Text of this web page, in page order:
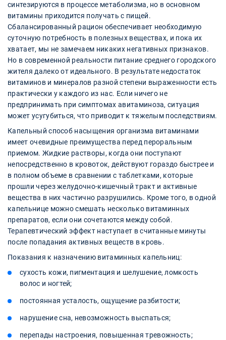
синтезируются в процессе метаболизма, но в основном
витамины приходится получать с пищей.
Сбалансированный рацион обеспечивает необходимую
суточную потребность в полезных веществах, и пока их
хватает, мы не замечаем никаких негативных признаков.
Но в современной реальности питание среднего городского
жителя далеко от идеального. В результате недостаток
витаминов и минералов разной степени выраженности есть
практически у каждого из нас. Если ничего не
предпринимать при симптомах авитаминоза, ситуация
может усугубиться, что приводит к тяжелым последствиям.
Капельный способ насыщения организма витаминами
имеет очевидные преимущества перед пероральным
приемом. Жидкие растворы, когда они поступают
непосредственно в кровоток, действуют гораздо быстрее и
в полном объеме в сравнении с таблетками, которые
прошли через желудочно-кишечный тракт и активные
вещества в них частично разрушились. Кроме того, в одной
капельнице можно смешать несколько витаминных
препаратов, если они сочетаются между собой.
Терапевтический эффект наступает в считанные минуты
после попадания активных веществ в кровь.
Показания к назначению витаминных капельниц:
сухость кожи, пигментация и шелушение, ломкость
волос и ногтей;
постоянная усталость, ощущение разбитости;
нарушение сна, невозможность выспаться;
перепады настроения, повышенная тревожность;